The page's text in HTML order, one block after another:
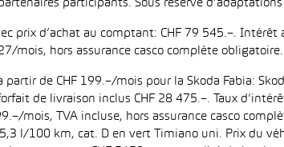
participants. Sous réserve
prix d’achat au comptant: CHF 79 545.–.
mois, hors assurance casco complète obligatoire.
partir de CHF 199.–/mois pour la Skoda Fabia:
de livraison inclus CHF 28 475.–. Taux
mois, TVA incluse, hors assurance casco
l/100 km, cat. D en vert Timiano uni. Prix du